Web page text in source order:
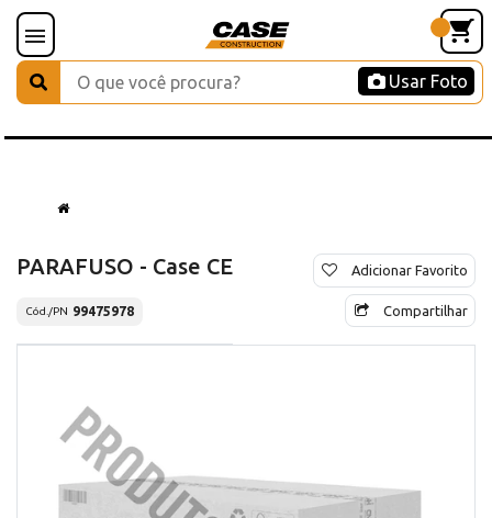
Usar Foto
PARAFUSO - Case CE
Cód./PN 99475978
Adicionar Favorito
Compartilhar